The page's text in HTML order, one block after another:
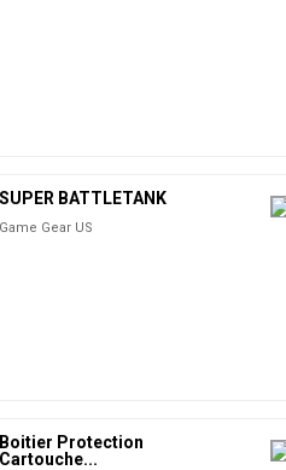
SUPER BATTLETANK
Game Gear US
Boitier Protection
Cartouche...